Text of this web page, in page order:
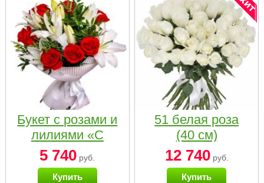
Букет с розами и
лилиями «С
наилучшими
пожеланиями»
5 740 руб.
Купить
51 белая роза
(40 см)
12 740руб.
Купить